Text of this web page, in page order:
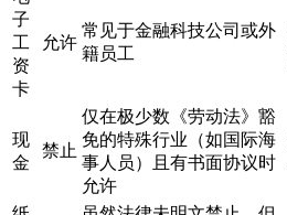
子
工
资
卡
允许
常见于金融科技公司或外
籍员工
现
金
禁止
仅在极少数《劳动法》豁
免的特殊行业（如国际海
事人员）且有书面协议时
允许